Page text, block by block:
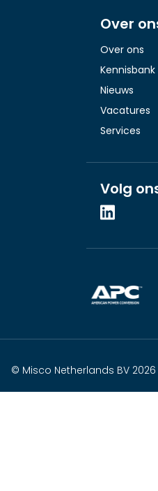
Over
Over ons
Kennisbank
Nieuws
Vacatures
Services
Volg
© Misco Netherlands BV